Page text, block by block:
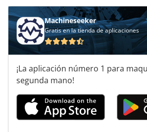
Willemin
Wmw
Wmw Niles
Woerner
Wohlhaupter
Wotan
Machineseeker
Gratis en la tienda de aplicaciones
¡La aplicación número 1 para
segunda mano!